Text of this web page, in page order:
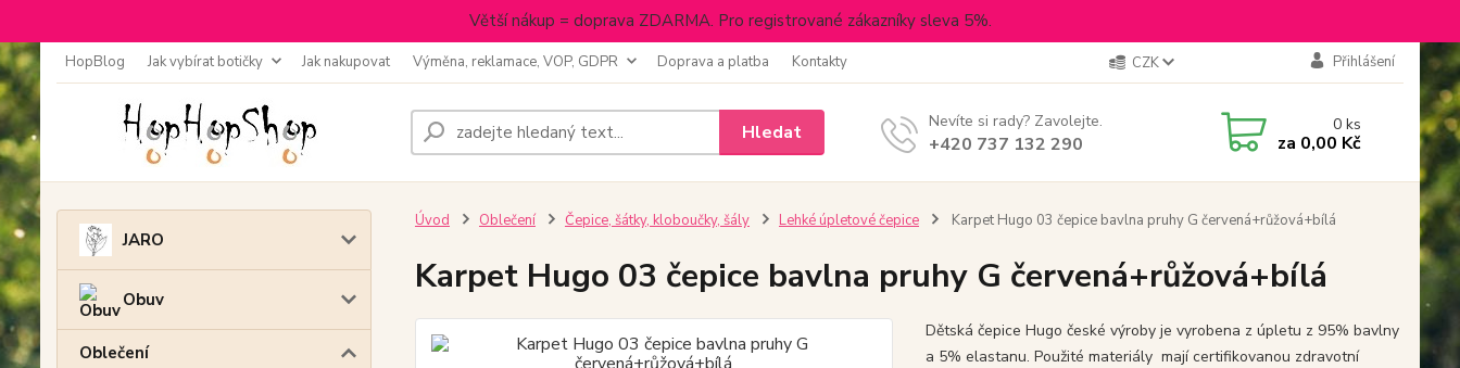
Větší nákup = doprava ZDARMA. Pro registrované zákazníky sleva 5%.
HopBlog Jak vybírat botičky Jak nakupovat Výměna, reklamace, VOP, GDPR Doprava a platba Kontakty CZK Přihlášení
Hledat Nevíte si rady? Zavolejte.
+420 737 132 290
0ks
za 0,00 Kč
JARO
Obuv
Oblečení
Úvod Oblečení Čepice, šátky, kloboučky, šály Lehké úpletové čepice Karpet Hugo 03 čepice bavlna pruhy G červená+růžová+bílá
Karpet Hugo 03 čepice bavlna pruhy G červená+růžová+bílá
Dětská čepice Hugo české výroby je vyrobena z úpletu z 95% bavlny
a 5% elastanu. Použité materiály mají certifikovanou zdravotní